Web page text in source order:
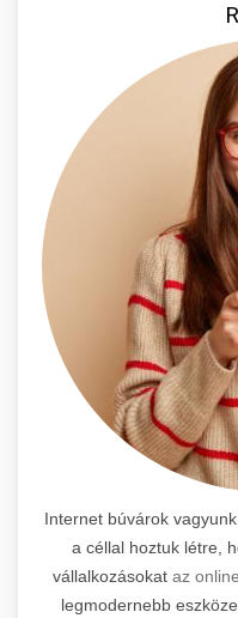
Internet búvárok vagyunk.
a céllal hoztuk létre,
vállalkozásokat az
legmodernebb